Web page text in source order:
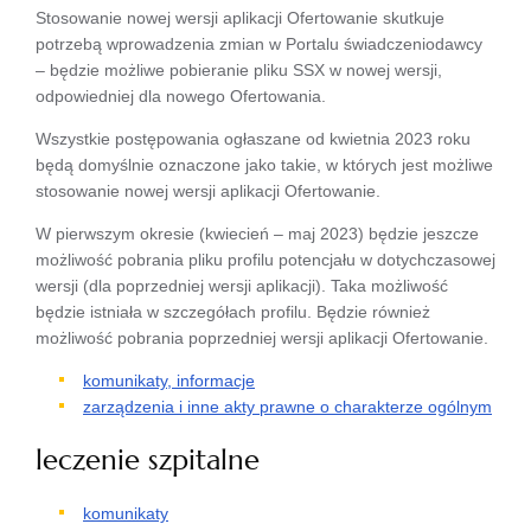
Stosowanie nowej wersji aplikacji Ofertowanie skutkuje
potrzebą wprowadzenia zmian w Portalu świadczeniodawcy
– będzie możliwe pobieranie pliku SSX w nowej wersji,
odpowiedniej dla nowego Ofertowania.
Wszystkie postępowania ogłaszane od kwietnia 2023 roku
będą domyślnie oznaczone jako takie, w których jest możliwe
stosowanie nowej wersji aplikacji Ofertowanie.
W pierwszym okresie (kwiecień – maj 2023) będzie jeszcze
możliwość pobrania pliku profilu potencjału w dotychczasowej
wersji (dla poprzedniej wersji aplikacji). Taka możliwość
będzie istniała w szczegółach profilu. Będzie również
możliwość pobrania poprzedniej wersji aplikacji Ofertowanie.
komunikaty, informacje
zarządzenia i inne akty prawne o charakterze ogólnym
leczenie szpitalne
komunikaty